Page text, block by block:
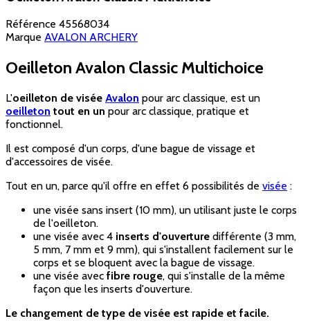
Référence 45568034
Marque AVALON ARCHERY
Oeilleton Avalon Classic Multichoice
L'oeilleton de visée Avalon pour arc classique, est un
oeilleton tout en un pour arc classique, pratique et
fonctionnel.
Il est composé d'un corps, d'une bague de vissage et
d'accessoires de visée.
Tout en un, parce qu'il offre en effet 6 possibilités de visée :
une visée sans insert (10 mm), un utilisant juste le corps
de l'oeilleton.
une visée avec 4 inserts d'ouverture différente (3 mm,
5 mm, 7 mm et 9 mm), qui s'installent facilement sur le
corps et se bloquent avec la bague de vissage.
une visée avec fibre rouge, qui s'installe de la même
façon que les inserts d'ouverture.
Le changement de type de visée est rapide et facile.